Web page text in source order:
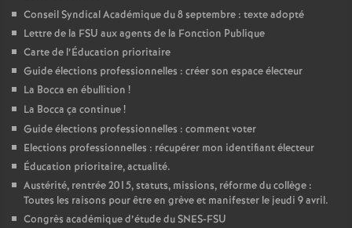
Conseil Syndical Académique du 8 septembre : texte adopté
Lettre de la FSU aux agents de la Fonction Publique
Carte de l’Éducation prioritaire
Guide élections professionnelles : créer son espace électeur
La Bocca en ébullition !
La Bocca ça continue!
Guide élections professionnelles : comment voter
Elections professionnelles : récupérer mon identifiant électeur
Éducation prioritaire, actualité.
Austérité, rentrée 2015, statuts, missions, réforme du collège :
Toutes les raisons pour être en grève et manifester le jeudi 9 avril.
Congrès académique d’étude du SNES-FSU